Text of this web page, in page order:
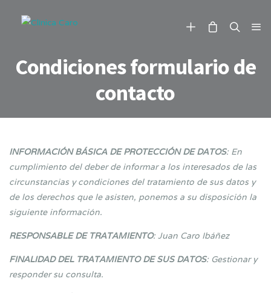
Condiciones formulario de
contacto
INFORMACIÓN BÁSICA DE PROTECCIÓN DE DATOS: En
cumplimiento del deber de informar a los interesados de las
circunstancias y condiciones del tratamiento de sus datos y
de los derechos que le asisten, ponemos a su disposición la
siguiente información.
RESPONSABLE DE TRATAMIENTO: Juan Caro Ibáñez
FINALIDAD DEL TRATAMIENTO DE SUS DATOS: Gestionar y
responder su consulta.